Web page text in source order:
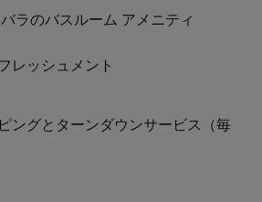
ラのバスルーム アメニティ
レッシュメント
ングとターンダウンサービス（毎